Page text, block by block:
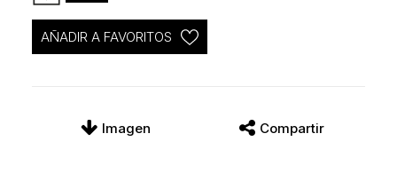
AÑADIR A FAVORITOS
Imagen Compartir